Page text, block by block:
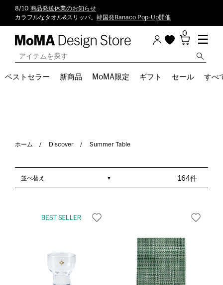
8/10 商品発送休業のお知らせ
カラフルなタオル&スリッパ。 韓国発Banaco Pop-Up開催
0
ベストセラー 新商品 MoMA限定 ギフト セール すべ
ホーム Discover Summer Table
164件
並べ替え